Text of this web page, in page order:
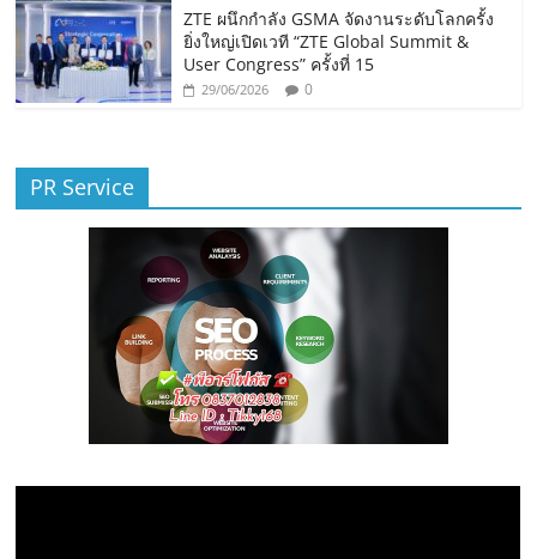
ZTE ผนึกกำลัง GSMA จัดงานระดับโลกครั้ง
ยิ่งใหญ่เปิดเวที “ZTE Global Summit &
User Congress” ครั้งที่ 15
29/06/2026 0
PR Service